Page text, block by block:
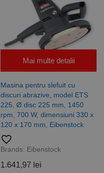
Mai multe detalii
Masina pentru slefuit cu
discuri abrazive, model ETS
225, Ø disc 225 mm, 1450
rpm, 700 W, dimensiuni 330 x
120 x 170 mm, Eibenstock
favorite_border
Brands: Eibenstock
1.641,97 lei